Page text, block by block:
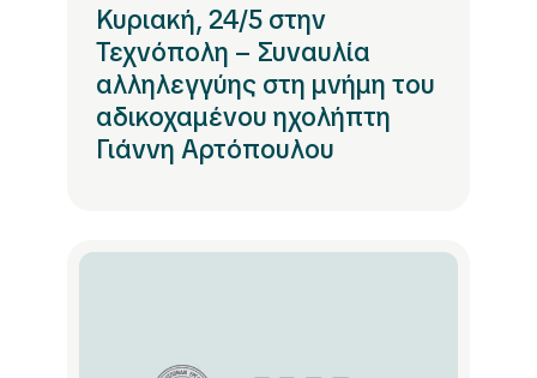
Κυριακή, 24/5 στην
Τεχνόπολη – Συναυλία
αλληλεγγύης στη μνήμη του
αδικοχαμένου ηχολήπτη
Γιάννη Αρτόπουλου